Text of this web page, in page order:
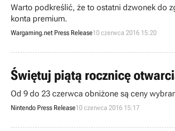
Warto podkreślić, że to ostatni dzwonek do
konta premium.
Wargaming.net Press Release10 czerwca 2016 15:20
Świętuj piątą rocznicę
Nintendo Press Release10 czerwca 2016 15:17